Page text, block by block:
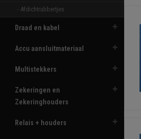
- Afdichtrubbertjes
Draad en kabel
Accu aansluitmateriaal
Multistekkers
Zekeringen en
Zekeringhouders
Relais + houders